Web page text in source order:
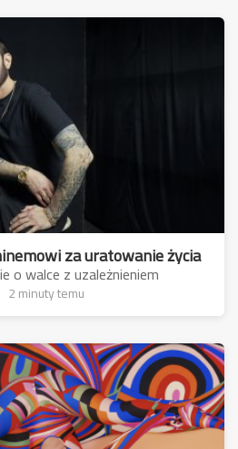
za uratowanie życia
o walce z uzależnieniem
2 minuty temu